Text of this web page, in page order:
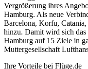
Vergrößerung ihres
Hamburg. Als neue
Barcelona, Korfu,
hinzu. Damit wird sich
Hamburg auf 15 Ziele in
Muttergesellschaft
Ihre Vorteile bei Flüge.de